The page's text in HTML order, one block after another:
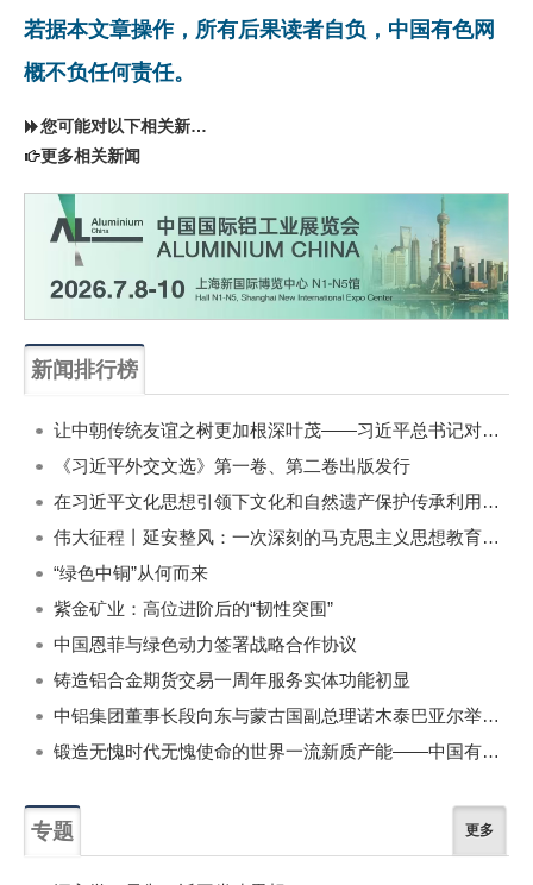
若据本文章操作，所有后果读者自负，中国有色网
概不负任何责任。
您可能对以下相关新闻同样感兴趣
更多相关新闻
新闻排行榜
让中朝传统友谊之树更加根深叶茂——习近平总书记对朝鲜进行国事访问纪实
《习近平外交文选》第一卷、第二卷出版发行
在习近平文化思想引领下文化和自然遗产保护传承利用工作开创新局面
伟大征程丨延安整风：一次深刻的马克思主义思想教育运动
“绿色中铜”从何而来
紫金矿业：高位进阶后的“韧性突围”
中国恩菲与绿色动力签署战略合作协议
铸造铝合金期货交易一周年服务实体功能初显
中铝集团董事长段向东与蒙古国副总理诺木泰巴亚尔举行会谈
锻造无愧时代无愧使命的世界一流新质产能——中国有色金属工业的战略应对与破局之道（二）
专题 更多